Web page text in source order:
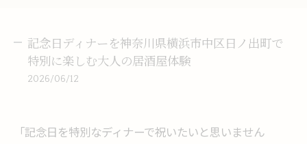
記念日ディナーを神奈川県横浜市中区日ノ出町で
特別に楽しむ大人の居酒屋体験
2026/06/12
「記念日を特別なディナーで祝いたいと思いません